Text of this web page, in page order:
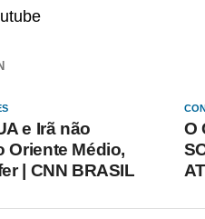
O
e Irã não
Oriente Médio,
| CNN BRASIL